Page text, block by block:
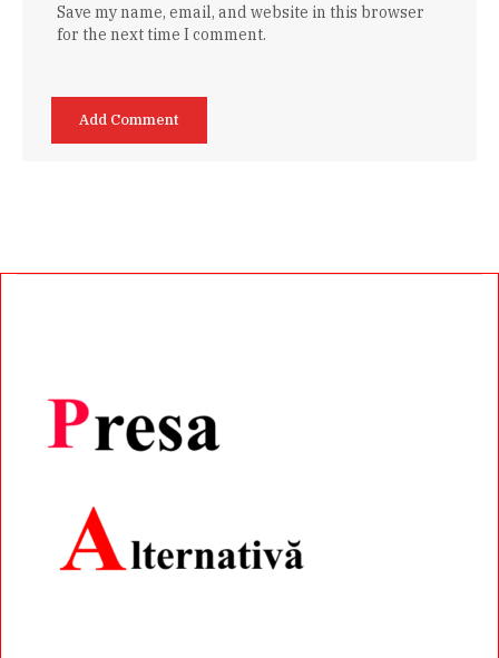
Save my name, email, and website in this browser
for the next time I comment.